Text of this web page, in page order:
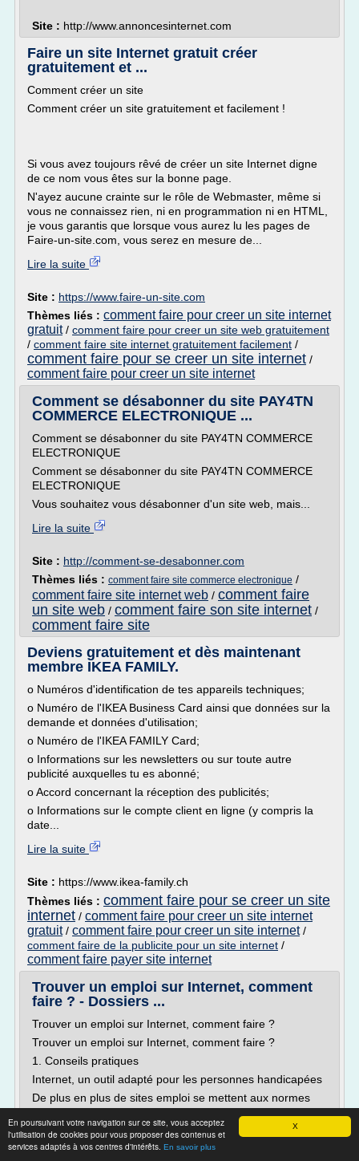
X
En poursuivant votre navigation sur ce site, vous acceptez
l'utilisation de cookies pour vous proposer des contenus et
services adaptés à vos centres d'intérêts. En savoir plus
Site : http://www.annoncesinternet.com
Faire un site Internet gratuit créer
gratuitement et ...
Comment créer un site
Comment créer un site gratuitement et facilement !
Si vous avez toujours rêvé de créer un site Internet digne
de ce nom vous êtes sur la bonne page.
N'ayez aucune crainte sur le rôle de Webmaster, même si
vous ne connaissez rien, ni en programmation ni en HTML,
je vous garantis que lorsque vous aurez lu les pages de
Faire-un-site.com, vous serez en mesure de...
Lire la suite
Site : https://www.faire-un-site.com
Thèmes liés : comment faire pour creer un site internet
gratuit/ comment faire pour creer un site web gratuitement
/ comment faire site internet gratuitement facilement /
comment faire pour se creer un site internet /
comment faire pour creer un site internet
Comment se désabonner du site PAY4TN
COMMERCE ELECTRONIQUE ...
Comment se désabonner du site PAY4TN COMMERCE
ELECTRONIQUE
Comment se désabonner du site PAY4TN COMMERCE
ELECTRONIQUE
Vous souhaitez vous désabonner d'un site web, mais...
Lire la suite
Site : http://comment-se-desabonner.com
Thèmes liés : comment faire site commerce electronique /
comment faire site internet web / comment faire
un site web / comment faire son site internet /
comment faire site
Deviens gratuitement et dès maintenant
membre IKEA FAMILY.
o Numéros d'identification de tes appareils techniques;
o Numéro de l'IKEA Business Card ainsi que données sur la
demande et données d'utilisation;
o Numéro de l'IKEA FAMILY Card;
o Informations sur les newsletters ou sur toute autre
publicité auxquelles tu es abonné;
o Accord concernant la réception des publicités;
o Informations sur le compte client en ligne (y compris la
date...
Lire la suite
Site : https://www.ikea-family.ch
Thèmes liés : comment faire pour se creer un site
internet / comment faire pour creer un site internet
gratuit/ comment faire pour creer un site internet/
comment faire de la publicite pour un site internet /
comment faire payer site internet
Trouver un emploi sur Internet, comment
faire ? - Dossiers ...
Trouver un emploi sur Internet, comment faire ?
Trouver un emploi sur Internet, comment faire ?
1. Conseils pratiques
Internet, un outil adapté pour les personnes handicapées
De plus en plus de sites emploi se mettent aux normes
d'accessibilité. Cela vous permet de les consulter
facilement avec une déficience motrice ou visuelle. De
plus, Internet est l'outil idéal des personnes
handicapées...